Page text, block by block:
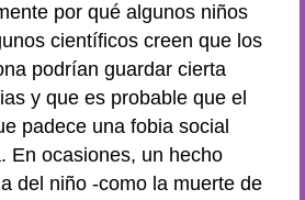
por qué algunos niños
científicos creen que los
podrían guardar cierta
y que es probable que el
padece una fobia social
En ocasiones, un hecho
del niño -como la muerte de